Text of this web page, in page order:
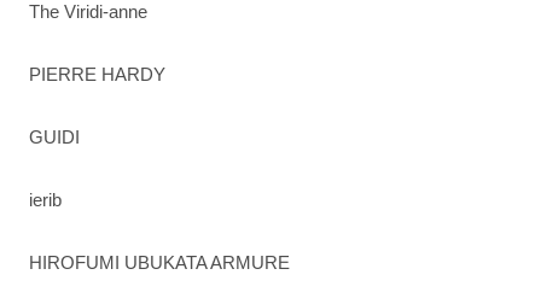
The Viridi-anne
PIERRE HARDY
GUIDI
ierib
HIROFUMI UBUKATA ARMURE